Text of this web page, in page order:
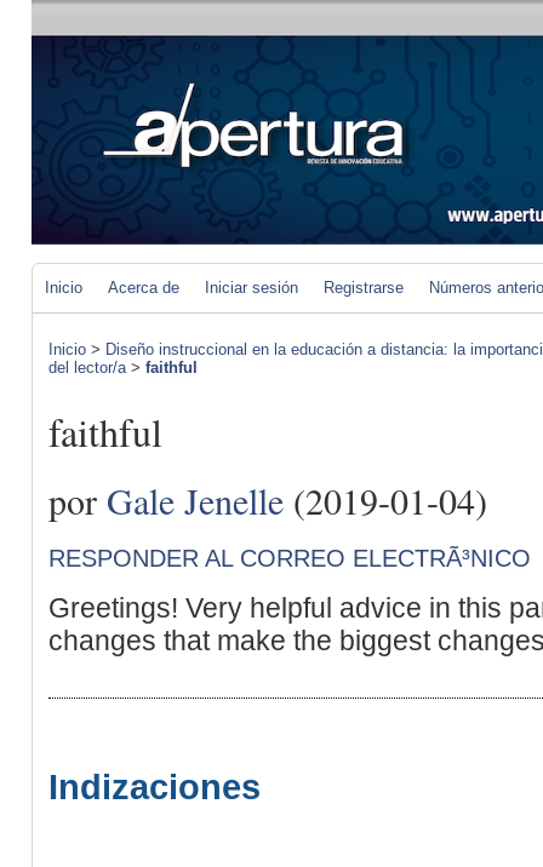
Inicio Acerca de Iniciar sesión Registrarse Números
Inicio > Diseño instruccional en la educación a distancia: la
del lector/a> faithful
faithful
por Gale Jenelle (2019-01-04)
RESPONDER AL CORREO ELECTRÃ³NICO
Greetings! Very helpful advice in this
changes that make the biggest
Indizaciones